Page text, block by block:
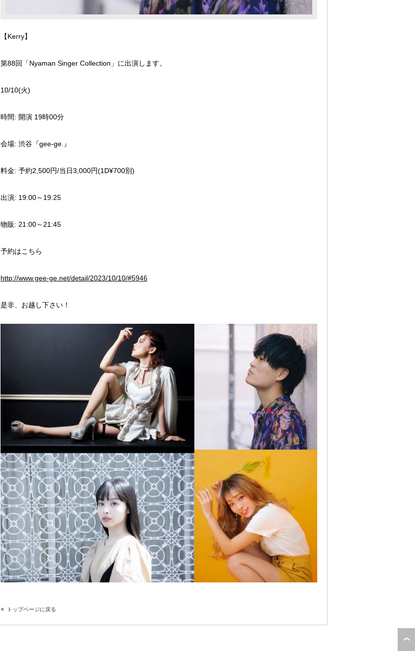
【Kerry】
第88回「Nyaman Singer Collection」に出演します。
10/10(火)
時間: 開演 19時00分
会場: 渋谷『gee-ge.』
料金: 予約2,500円/当日3,000円(1D¥700別)
出演: 19:00～19:25
物販: 21:00～21:45
予約はこちら
http://www.gee-ge.net/detail/2023/10/10/#5946
是非、お越し下さい！
トップページに戻る